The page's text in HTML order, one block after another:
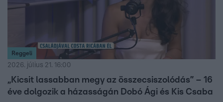
Reggeli
2026. július 21. 16:00
„Kicsit lassabban megy az összecsiszolódás” – 16
éve dolgozik a házasságán Dobó Ági és Kis Csaba